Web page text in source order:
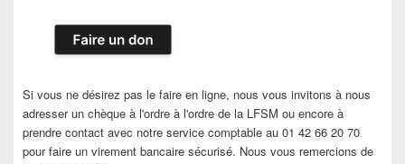
Si vous ne désirez pas le faire en ligne, nous vous invitons à nous
adresser un chèque à l'ordre à l'ordre de la LFSM ou encore à
prendre contact avec notre service comptable au 01 42 66 20 70
pour faire un virement bancaire sécurisé. Nous vous remercions de